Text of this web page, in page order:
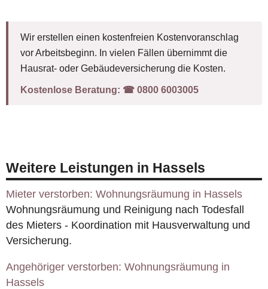
Wir erstellen einen kostenfreien Kostenvoranschlag
vor Arbeitsbeginn. In vielen Fällen übernimmt die
Hausrat- oder Gebäudeversicherung die Kosten.
Kostenlose Beratung: ☎︎ 0800 6003005
Weitere Leistungen in Hassels
Mieter verstorben: Wohnungsräumung in Hassels
Wohnungsräumung und Reinigung nach Todesfall
des Mieters - Koordination mit Hausverwaltung und
Versicherung.
Angehöriger verstorben: Wohnungsräumung in
Hassels